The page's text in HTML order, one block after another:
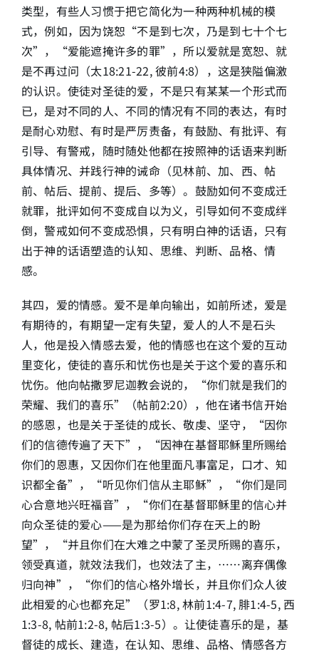
类型，有些人习惯于把它简化为一种两种机械的模
式，例如，因为饶恕“不是到七次，乃是到七十个七
次”，“爱能遮掩许多的罪”，所以爱就是宽恕、就
是不再过问（太18:21-22, 彼前4:8），这是狭隘偏激
的认识。使徒对圣徒的爱，不是只有某某一个形式而
已，是对不同的人、不同的情况有不同的表达，有时
是耐心劝慰、有时是严厉责备，有鼓励、有批评、有
引导、有警戒，随时随处他都在按照神的话语来判断
具体情况、并践行神的诫命（见林前、加、西、帖
前、帖后、提前、提后、多等）。鼓励如何不变成迁
就罪，批评如何不变成自以为义，引导如何不变成绊
倒，警戒如何不变成恐惧，只有明白神的话语，只有
出于神的话语塑造的认知、思维、判断、品格、情
感。
其四，爱的情感。爱不是单向输出，如前所述，爱是
有期待的，有期望一定有失望，爱人的人不是石头
人，他是投入情感去爱，他的情感也在这个爱的互动
里变化，使徒的喜乐和忧伤也是关于这个爱的喜乐和
忧伤。他向帖撒罗尼迦教会说的，“你们就是我们的
荣耀、我们的喜乐”（帖前2:20），他在诸书信开始
的感恩，也是关于圣徒的成长、敬虔、坚守，“因你
们的信德传遍了天下”，“因神在基督耶稣里所赐给
你们的恩惠，又因你们在他里面凡事富足，口才、知
识都全备”，“听见你们信从主耶稣”，“你们是同
心合意地兴旺福音”，“你们在基督耶稣里的信心并
向众圣徒的爱心——是为那给你们存在天上的盼
望”，“并且你们在大难之中蒙了圣灵所赐的喜乐，
领受真道，就效法我们，也效法了主，……离弃偶像
归向神”，“你们的信心格外增长，并且你们众人彼
此相爱的心也都充足”（罗1:8, 林前1:4-7, 腓1:4-5, 西
1:3-8, 帖前1:2-8, 帖后1:3-5）。让使徒喜乐的是，基
督徒的成长、建造，在认知、思维、品格、情感各方